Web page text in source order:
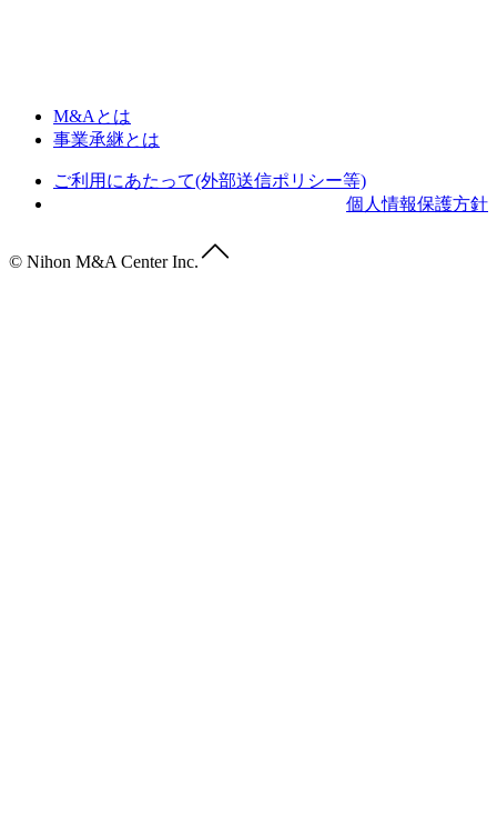
M&Aとは
事業承継とは
ご利用にあたって(外部送信ポリシー等)
個人情報保護方針
© Nihon M&A Center Inc.